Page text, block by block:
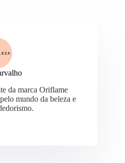
da marca Oriflame
mundo da beleza e